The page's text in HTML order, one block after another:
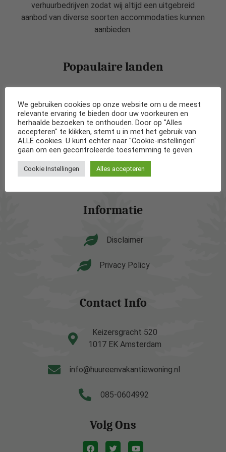
verhuurbedrijven zodat wij altijd een uitgebreid
aanbod van diverse soorten accommodaties kunnen
aanbieden.
Popaulaire landen
Vakantiehuizen in België
Vakantiehuizen in Frankrijk
Vakantiehuizen in Spanje
Informatie
Disclaimer
Privacy Policy
Contact Info
Keizersgracht 520
1017 EK Amsterdam
info@huureenvakantiewoning.nl
085-0604992
Volg Ons
We gebruiken cookies op onze website om u de meest
relevante ervaring te bieden door uw voorkeuren en
herhaalde bezoeken te onthouden. Door op "Alles
accepteren" te klikken, stemt u in met het gebruik van
ALLE cookies. U kunt echter naar "Cookie-instellingen"
gaan om een gecontroleerde toestemming te geven.
Cookie Instellingen Alles accepteren